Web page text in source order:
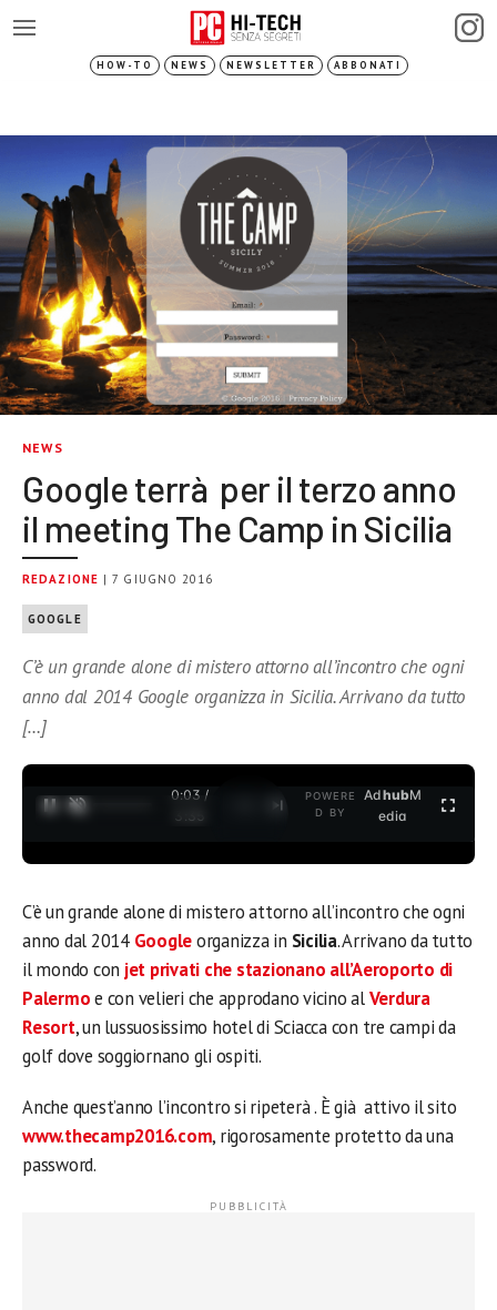
HOW-TO NEWS NEWSLETTER ABBONATI
NEWS
Google terrà per il terzo anno
il meeting The Camp in Sicilia
REDAZIONE | 7 GIUGNO 2016
GOOGLE
C’è un grande alone di mistero attorno all’incontro che ogni
anno dal 2014 Google organizza in Sicilia. Arrivano da tutto
[…]
0:04 /
3:35
POWERE
D BY
AdhubM
edia
C’è un grande alone di mistero attorno all’incontro che ogni
anno dal 2014 Googleorganizza in Sicilia. Arrivano da tutto
il mondo con jet privati che stazionano all’Aeroporto di
Palermoe con velieri che approdano vicino alVerdura
Resort, un lussuosissimo hotel di Sciacca con tre campi da
golf dove soggiornano gli ospiti.
Anche quest’anno l’incontro si ripeterà . È già attivo il sito
www.thecamp2016.com, rigorosamente protetto da una
password.